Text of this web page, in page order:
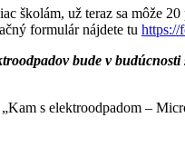
školám, už teraz sa môže
formulár nájdete tu
bude v
s elektroodpadom –